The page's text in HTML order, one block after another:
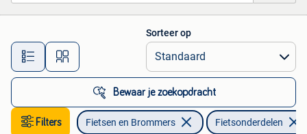
Alle afstanden…
Sorteer op
Bewaar je zoekopdracht
Filters Fietsen en Brommers Fietsonderdelen